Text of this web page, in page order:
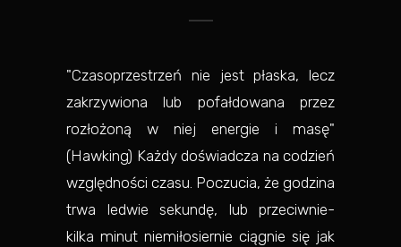
"Czasoprzestrzeń nie jest płaska, lecz
zakrzywiona lub pofałdowana przez
rozłożoną w niej energie i masę"
(Hawking) Każdy doświadcza na codzień
względności czasu. Poczucia, że godzina
trwa ledwie sekundę, lub przeciwnie-
kilka minut niemiłosiernie ciągnie się jak